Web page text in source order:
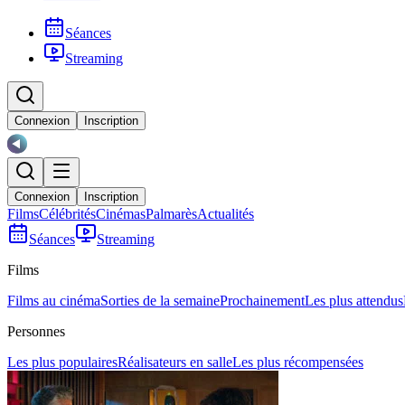
Séances
Streaming
Connexion Inscription
Connexion Inscription
FilmsCélébritésCinémasPalmarèsActualités
Séances
Streaming
Films
Films au cinémaSorties de la semaineProchainementLes plus attendus
Personnes
Les plus populairesRéalisateurs en salleLes plus récompensées